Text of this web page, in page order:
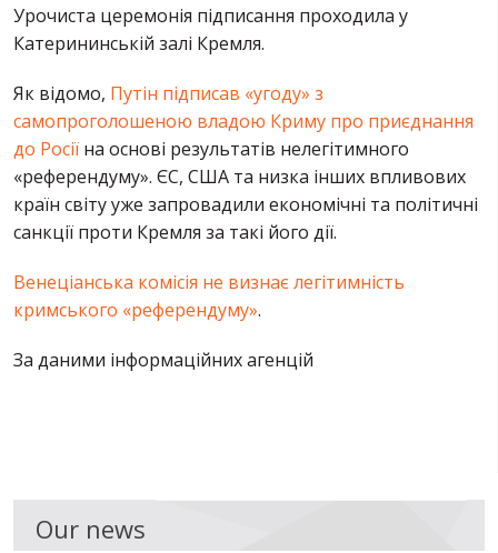
Урочиста церемонія підписання проходила у
Катерининській залі Кремля.
Як відомо, Путін підписав «угоду» з
самопроголошеною владою Криму про приєднання
до Росії на основі результатів нелегітимного
«референдуму». ЄС, США та низка інших впливових
країн світу уже запровадили економічні та політичні
санкції проти Кремля за такі його дії.
Венеціанська комісія не визнає легітимність
кримського «референдуму».
За даними інформаційних агенцій
Our news